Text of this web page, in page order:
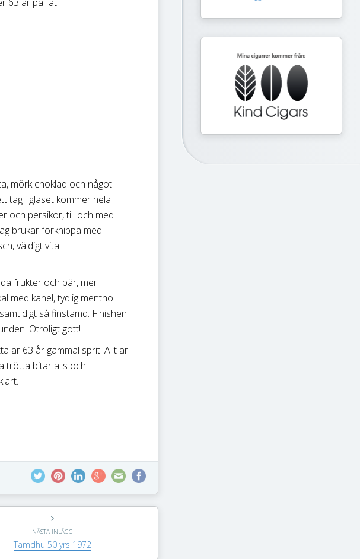
mörk choklad och något
tag i glaset kommer hela
och persikor, till och med
brukar förknippa med
väldigt vital.
frukter och bär, mer
med kanel, tydlig menthol
så finstämd. Finishen
Otroligt gott!
är 63 år gammal sprit! Allt är
trötta bitar alls och
NÄSTA INLÄGG
Tamdhu 50 yrs 1972